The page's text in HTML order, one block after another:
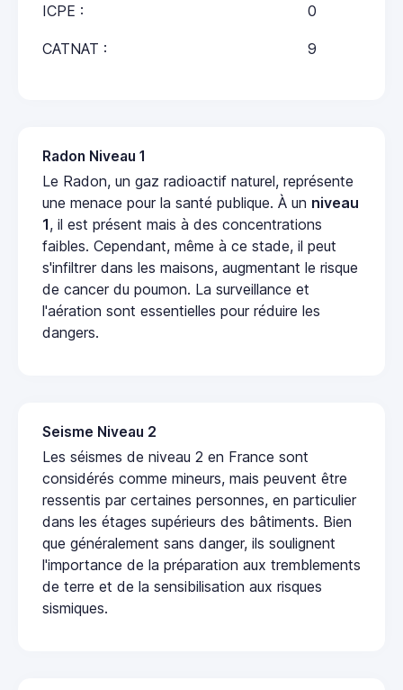
ICPE : 0
CATNAT : 9
Radon Niveau 1
Le Radon, un gaz radioactif naturel, représente
une menace pour la santé publique. À un niveau
1, il est présent mais à des concentrations
faibles. Cependant, même à ce stade, il peut
s'infiltrer dans les maisons, augmentant le risque
de cancer du poumon. La surveillance et
l'aération sont essentielles pour réduire les
dangers.
Seisme Niveau 2
Les séismes de niveau 2 en France sont
considérés comme mineurs, mais peuvent être
ressentis par certaines personnes, en particulier
dans les étages supérieurs des bâtiments. Bien
que généralement sans danger, ils soulignent
l'importance de la préparation aux tremblements
de terre et de la sensibilisation aux risques
sismiques.